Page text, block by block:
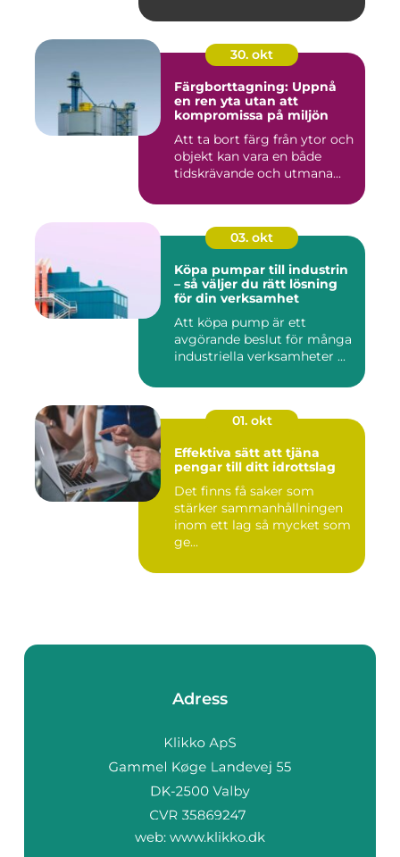
30. okt
Färgborttagning: Uppnå
en ren yta utan att
kompromissa på miljön
Att ta bort färg från ytor och
objekt kan vara en både
tidskrävande och utmana...
03. okt
Köpa pumpar till industrin
– så väljer du rätt lösning
för din verksamhet
Att köpa pump är ett
avgörande beslut för många
industriella verksamheter ...
01. okt
Effektiva sätt att tjäna
pengar till ditt idrottslag
Det finns få saker som
stärker sammanhållningen
inom ett lag så mycket som
ge...
Adress
web: www.klikko.dk